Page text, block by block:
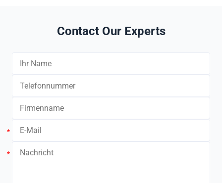
Contact Our Experts
*
*